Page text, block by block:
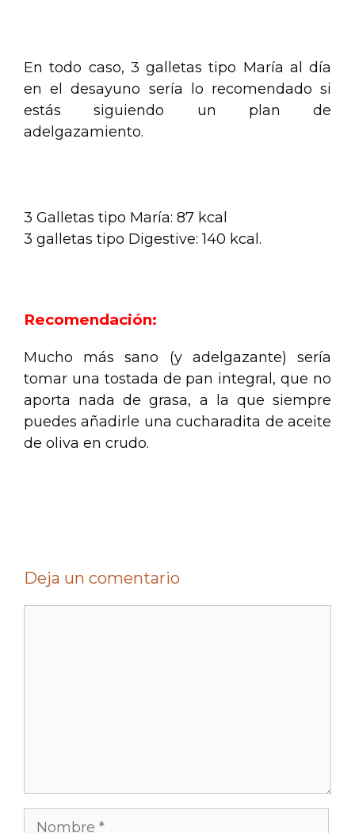
En todo caso, 3 galletas tipo María al día
en el desayuno sería lo recomendado si
estás siguiendo un plan de
adelgazamiento.
3 Galletas tipo María: 87 kcal
3 galletas tipo Digestive: 140 kcal.
Recomendación:
Mucho más sano (y adelgazante) sería
tomar una tostada de pan integral, que no
aporta nada de grasa, a la que siempre
puedes añadirle una cucharadita de aceite
de oliva en crudo.
Deja un comentario